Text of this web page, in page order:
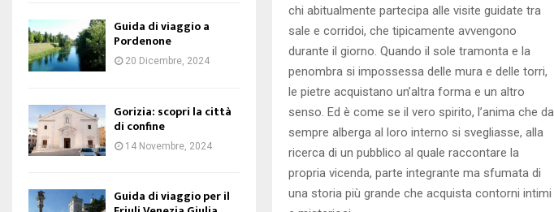
chi abitualmente partecipa alle visite guidate tra
sale e corridoi, che tipicamente avvengono
durante il giorno. Quando il sole tramonta e la
penombra si impossessa delle mura e delle torri,
le pietre acquistano un’altra forma e un altro
senso. Ed è come se il vero spirito, l’anima che da
sempre alberga al loro interno si svegliasse, alla
ricerca di un pubblico al quale raccontare la
propria vicenda, parte integrante ma sfumata di
una storia più grande che acquista contorni intimi
Guida di viaggio a
Pordenone
20 Dicembre, 2024
Gorizia: scopri la città
di confine
14 Novembre, 2024
Guida di viaggio per il